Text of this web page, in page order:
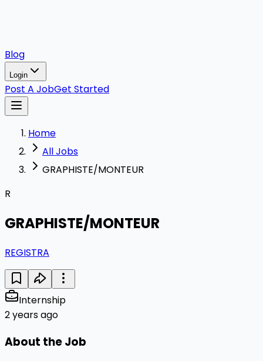
Blog
Login
Post A JobGet Started
Home
All Jobs
GRAPHISTE/MONTEUR
R
GRAPHISTE/MONTEUR
REGISTRA
Internship
2 years ago
About the Job